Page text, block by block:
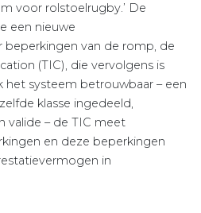
voor rolstoelrugby.’ De
een nieuwe
beperkingen van de romp, de
(TIC), die vervolgens is
het systeem betrouwbaar – een
klasse ingedeeld,
valide – de TIC meet
en deze beperkingen
in